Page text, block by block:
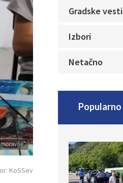
KoSSev
Gradske vesti
Izbori
Netačno
Popularno